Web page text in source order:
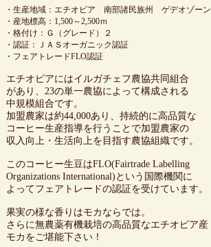
・生産地域：エチオピア 南部諸民族州 ゲデオゾーン
・産地標高：1,500～2,500ｍ
・格付け：Ｇ（グレード）２
・認証：ＪＡＳオーガニック認証
・フェアトレードFLO認証
エチオピアにはイルガチェフ農協共同組合
があり、23の単一農協によって構成される
中規模組合です。
加盟農家は約44,000あり、持続的に高品質な
コーヒー生産指導を行うことで加盟農家の
収入向上・生活向上を目指す農協組織です。
このコーヒー生豆はFLO(Fairtrade Labelling
Organizations International)という国際機関に
よってフェアトレードの認証を受けています。
果実の様な香りはモカならでは。
さらに無農薬有機栽培の高品質なエチオピア産
モカをご堪能下さい！